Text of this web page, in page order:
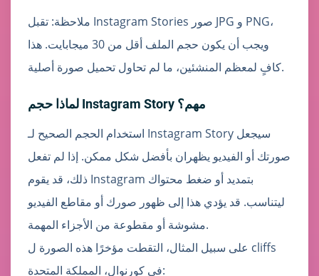
ملاحظة: تقبل Instagram Stories صور JPG و PNG،
ويجب أن يكون حجم الملف أقل من 30 ميجابايت. هذا
كافٍ لمعظم المنشئين، ما لم تحاول تحميل صورة أصلية.
لماذا حجم Instagram Story مهم؟
استخدام الحجم الصحيح لـ Instagram Story سيجعل
صورتك أو الفيديو يظهران بأفضل شكل ممكن. إذا لم تفعل
ذلك، قد يقوم Instagram بتمديد أو ضغط محتواك
ليتناسب. قد يؤدي هذا إلى ظهور صورك أو مقاطع الفيديو
مشوشة أو مقطوعة من الأجزاء المهمة.
على سبيل المثال، التقطت مؤخرًا هذه الصورة ل cliffs
في كورنوال، المملكة المتحدة: